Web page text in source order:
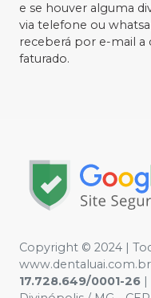
e se houver alguma
via telefone ou
receberá por e-mail a
faturado.
Copyright © 2024 |
17.728.649/0001-26 |